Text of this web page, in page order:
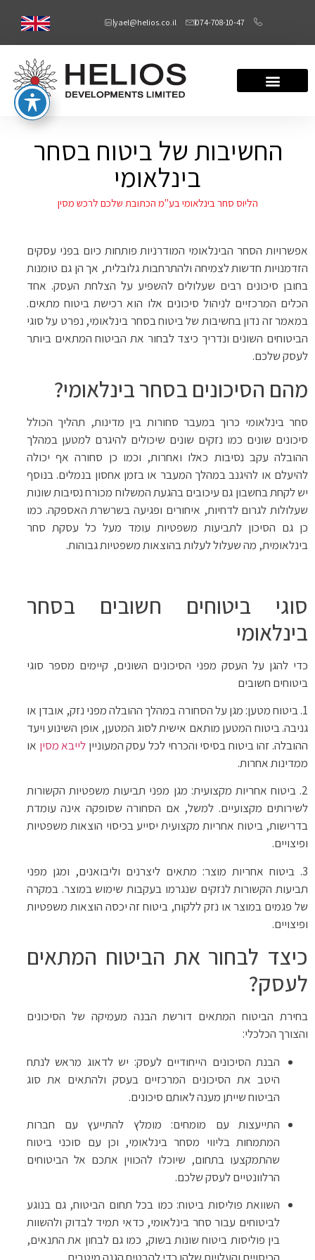
074-708-10-47
yael@helios.co.il
החשיבות של ביטוח בסחר
בינלאומי
הליוס סחר בינלאומי בע"מ הכתובת שלכם לרכש מסין
אפשרויות הסחר הבינלאומי המודרניות פותחות כיום בפני עסקים
הזדמנויות חדשות לצמיחה ולהתרחבות גלובלית, אך הן גם טומנות
בחובן סיכונים רבים שעלולים להשפיע על הצלחת העסק. אחד
הכלים המרכזיים לניהול סיכונים אלו הוא רכישת ביטוח מתאים.
במאמר זה נדון בחשיבות של ביטוח בסחר בינלאומי, נפרט על סוגי
הביטוחים השונים ונדריך כיצד לבחור את הביטוח המתאים ביותר
לעסק שלכם.
מהם הסיכונים בסחר בינלאומי?
סחר בינלאומי כרוך במעבר סחורות בין מדינות, תהליך הכולל
סיכונים שונים כמו נזקים שונים שיכולים להיגרם למטען במהלך
ההובלה עקב נסיבות כאלו ואחרות, וכמו כן סחורה אף יכולה
להיעלם או להיגנב במהלך המעבר או בזמן אחסון בנמלים. בנוסף
יש לקחת בחשבון גם עיכובים בהגעת המשלוח מכורח נסיבות שונות
שעלולות לגרום לדחיות, איחורים ופגיעה בשרשרת האספקה. כמו
כן גם הסיכון לתביעות משפטיות עומד מעל כל עסקת סחר
בינלאומית, מה שעלול לעלות בהוצאות משפטיות גבוהות.
סוגי ביטוחים חשובים בסחר
בינלאומי
כדי להגן על העסק מפני הסיכונים השונים, קיימים מספר סוגי
ביטוחים חשובים
1. ביטוח מטען: מגן על הסחורה במהלך ההובלה מפני נזק, אובדן או
גניבה. ביטוח המטען מותאם אישית לסוג המטען, אופן השינוע ויעד
ההובלה. זהו ביטוח בסיסי והכרחי לכל עסק המעוניין לייבא מסין או
ממדינות אחרות.
2. ביטוח אחריות מקצועית: מגן מפני תביעות משפטיות הקשורות
לשירותים מקצועיים. למשל, אם הסחורה שסופקה אינה עומדת
בדרישות, ביטוח אחריות מקצועית יסייע בכיסוי הוצאות משפטיות
ופיצויים.
3. ביטוח אחריות מוצר: מתאים ליצרנים וליבואנים, ומגן מפני
תביעות הקשורות לנזקים שנגרמו בעקבות שימוש במוצר. במקרה
של פגמים במוצר או נזק ללקוח, ביטוח זה יכסה הוצאות משפטיות
ופיצויים.
כיצד לבחור את הביטוח המתאים
לעסק?
בחירת הביטוח המתאים דורשת הבנה מעמיקה של הסיכונים
והצורך הכלכלי:
הבנת הסיכונים הייחודיים לעסק: יש לדאוג מראש לנתח
היטב את הסיכונים המרכזיים בעסק ולהתאים את סוג
הביטוח שייתן מענה לאותם סיכונים.
התייעצות עם מומחים: מומלץ להתייעץ עם חברות
המתמחות בליווי מסחר בינלאומי, וכן עם סוכני ביטוח
שהתמקצעו בתחום, שיוכלו להכווין אתכם אל הביטוחים
הרלוונטיים לעסק שלכם.
השוואת פוליסות ביטוח: כמו בכל תחום הביטוח, גם בנוגע
לביטוחים עבור סחר בינלאומי, כדאי תמיד לבדוק ולהשוות
בין פוליסות ביטוח שונות בשוק, כמו גם לבחון את התנאים,